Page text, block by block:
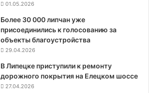
01.05.2026
Более 30 000 липчан уже
присоединились к голосованию за
объекты благоустройства
29.04.2026
В Липецке приступили к ремонту
дорожного покрытия на Елецком шоссе
27.04.2026